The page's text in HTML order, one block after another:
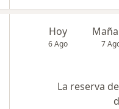
Hoy
6 Ago 7
La reserva